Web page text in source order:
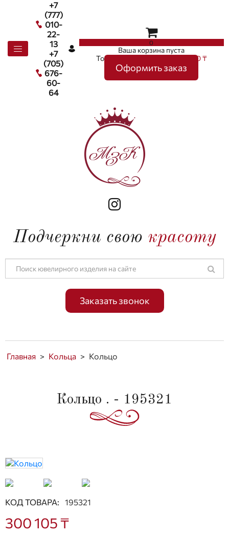
+7
(777)
010-
22-
13
+7
(705)
676-
60-
64
0
Ваша корзина пуста
Товаров в корзине
на сумму0 ₸
Оформить заказ
Подчеркни свою красоту
Заказать звонок
Главная > Кольца > Кольцо
Кольцо . - 195321
КОД ТОВАРА: 195321
300 105 ₸